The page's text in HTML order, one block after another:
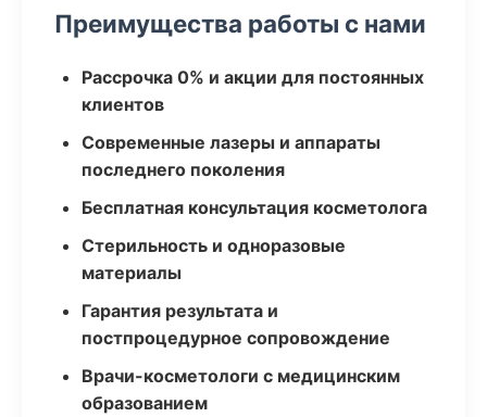
Преимущества работы с нами
Рассрочка 0% и акции для постоянных
клиентов
Современные лазеры и аппараты
последнего поколения
Бесплатная консультация косметолога
Стерильность и одноразовые
материалы
Гарантия результата и
постпроцедурное сопровождение
Врачи-косметологи с медицинским
образованием